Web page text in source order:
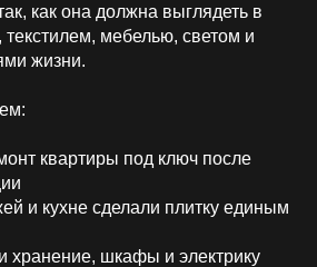
как она должна выглядеть в
мебелью, светом и
жизни.
квартиры под ключ после
и кухне сделали плитку единым
хранение, шкафы и электрику